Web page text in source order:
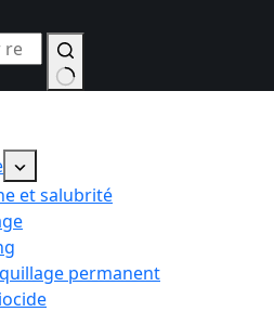
et salubrité
permanent